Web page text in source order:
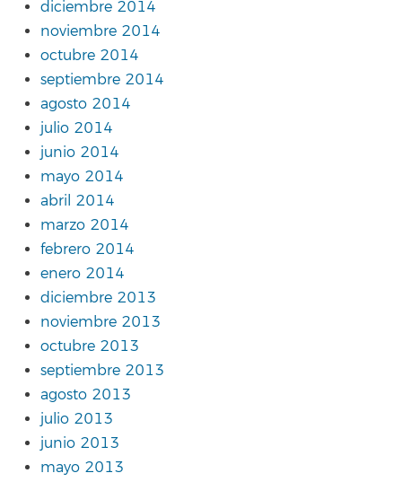
diciembre 2014
noviembre 2014
octubre 2014
septiembre 2014
agosto 2014
julio 2014
junio 2014
mayo 2014
abril 2014
marzo 2014
febrero 2014
enero 2014
diciembre 2013
noviembre 2013
octubre 2013
septiembre 2013
agosto 2013
julio 2013
junio 2013
mayo 2013